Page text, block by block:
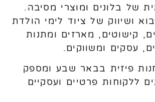
של בלונים ומוצרי מסיבה.
ושיווק של ציוד לימי הולדת
קישוטים, מארזים ומתנות
עסקים ומשווקים.
פיזית בבאר שבע ומספק
ללקוחות פרטיים ועסקיים